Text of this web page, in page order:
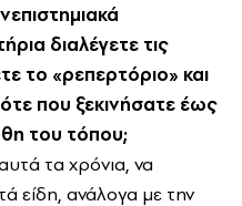
διαλέγετε τις
το «ρεπερτόριο» και
που ξεκινήσατε έως
του τόπου;
τα χρόνια, να
είδη, ανάλογα με την